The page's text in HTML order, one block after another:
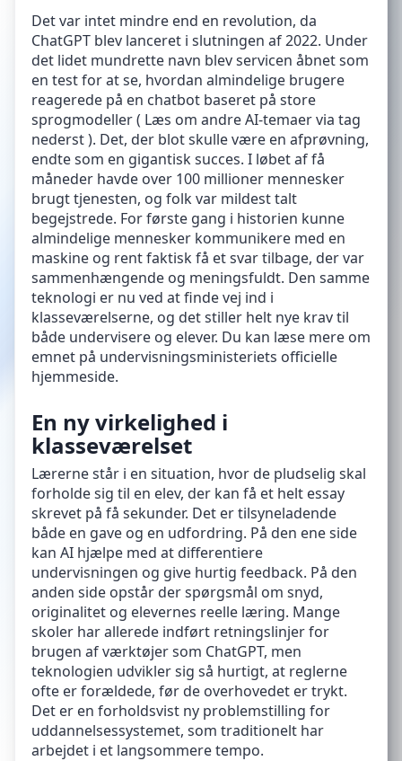
Det var intet mindre end en revolution, da
ChatGPT blev lanceret i slutningen af 2022. Under
det lidet mundrette navn blev servicen åbnet som
en test for at se, hvordan almindelige brugere
reagerede på en chatbot baseret på store
sprogmodeller ( Læs om andre AI-temaer via tag
nederst ). Det, der blot skulle være en afprøvning,
endte som en gigantisk succes. I løbet af få
måneder havde over 100 millioner mennesker
brugt tjenesten, og folk var mildest talt
begejstrede. For første gang i historien kunne
almindelige mennesker kommunikere med en
maskine og rent faktisk få et svar tilbage, der var
sammenhængende og meningsfuldt. Den samme
teknologi er nu ved at finde vej ind i
klasseværelserne, og det stiller helt nye krav til
både undervisere og elever. Du kan læse mere om
emnet på undervisningsministeriets officielle
hjemmeside.
En ny virkelighed i
klasseværelset
Lærerne står i en situation, hvor de pludselig skal
forholde sig til en elev, der kan få et helt essay
skrevet på få sekunder. Det er tilsyneladende
både en gave og en udfordring. På den ene side
kan AI hjælpe med at differentiere
undervisningen og give hurtig feedback. På den
anden side opstår der spørgsmål om snyd,
originalitet og elevernes reelle læring. Mange
skoler har allerede indført retningslinjer for
brugen af værktøjer som ChatGPT, men
teknologien udvikler sig så hurtigt, at reglerne
ofte er forældede, før de overhovedet er trykt.
Det er en forholdsvist ny problemstilling for
uddannelsessystemet, som traditionelt har
arbejdet i et langsommere tempo.